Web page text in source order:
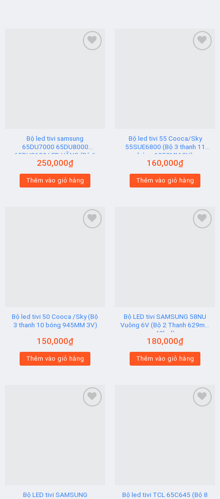
Bộ led tivi samsung
65DU7000 65DU8000
65DU8100 LED HÃNG (Bộ 6
Thanh AB)
250,000₫
Thêm vào giỏ hàng
Bộ led tivi 55 Cooca/Sky
55SUE6800 (Bộ 3 thanh 11
bóng 1058MM 3V)
160,000₫
Thêm vào giỏ hàng
Bộ led tivi 50 Cooca /Sky (Bộ
3 thanh 10 bóng 945MM 3V)
150,000₫
Thêm vào giỏ hàng
Bộ LED tivi SAMSUNG 58NU
Vuông 6V (Bộ 2 Thanh 629mm
42led)
180,000₫
Thêm vào giỏ hàng
Bộ LED tivi SAMSUNG Bộ led tivi TCL 65C645 (Bộ 8